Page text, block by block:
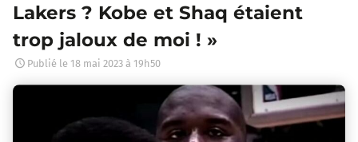
Lakers ? Kobe et Shaq étaient
trop jaloux de moi ! »
Publié le 18 mai 2023 à 19h50